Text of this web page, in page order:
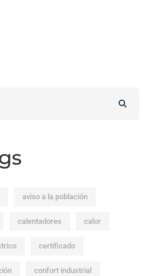
aviso a la población
calentadores calor
certificado
confort industrial